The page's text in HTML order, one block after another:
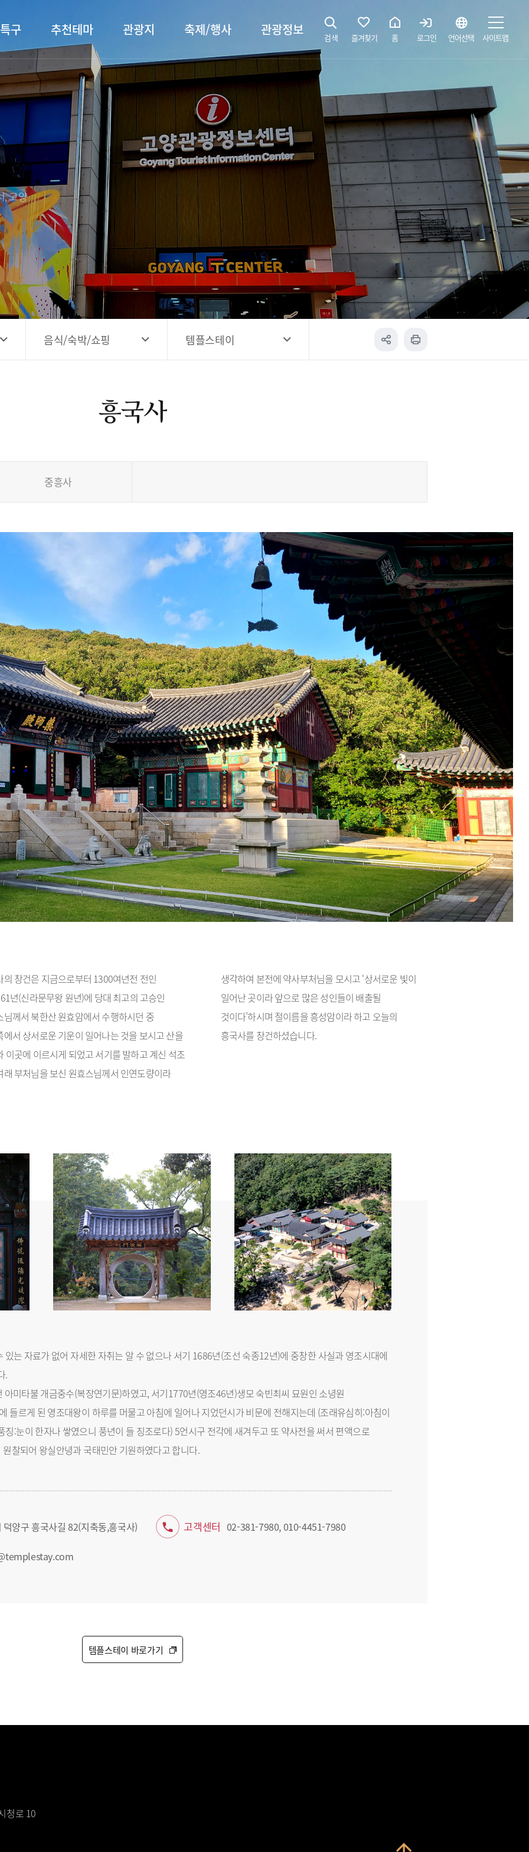
구 추천테마
행주산성
서오릉/서삼릉
전시관/박물관
장항습지
누리길
벚꽃명소
고양시 예술창작공간 해움
고양시 예술창작공간 새들
관광지 축제/행사
행사소개
프로그램 안내
사전신청
자주 묻는 질문
관광정보
소개
대표먹거리
전통시장
템플스테이
숙박 정보
쇼핑 정보
문화관광해설사 예약하기
해설사 공간
공지사항
홍보영상
전자관광지도 다도라
관광안내홍보물
검색 즐겨찾기 홈 로그인 언어선택 사이트맵
, 고양
음식/숙박/쇼핑 템플스테이
흥국사
중흥사
의 창건은 지금으로부터 1300여년전 전인
년(신라문무왕 원년)에 당대 최고의 고승인
님께서 북한산 원효암에서 수행하시던 중
에서 상서로운 기운이 일어나는 것을 보시고 산을
이곳에 이르시게 되었고 서기를 발하고 계신 석조
래 부처님을 보신 원효스님께서 인연도량이라
생각하여 본전에 약사부처님을 모시고 ‘상서로운 빛이
일어난 곳이라 앞으로 많은 성인들이 배출될
것이다’하시며 절이름을 흥성암이라 하고 오늘의
흥국사를 창건하셨습니다.
있는 자료가 없어 자세한 자취는 알 수 없으나 서기 1686년(조선 숙종12년)에 중창한 사실과 영조시대에
.
미타불 개금중수(복장연기문)하였고, 서기1770년(영조46년)생모 숙빈최씨 묘원인 소녕원
들르게 된 영조대왕이 하루를 머물고 아침에 일어나 지었던시가 비문에 전해지는데 (조래유심히:아침이
:눈이 한자나 쌓였으니 풍년이 들 징조로다) 5언시구 전각에 새겨두고 또 약사전을 써서 편액으로
찰되어 왕실안녕과 국태민안 기원하였다고 합니다.
양구 흥국사길 82(지축동,흥국사) 고객센터 02-381-7980, 010-4451-7980
템플스테이 바로가기
청로 10